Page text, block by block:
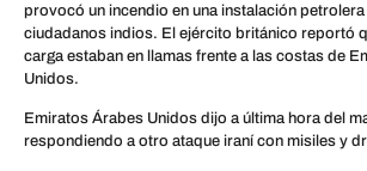
provocó un incendio en una instalación
ciudadanos indios. El ejército británico reportó
carga estaban en llamas frente a las costas de
Unidos.
Emiratos Árabes Unidos dijo a última hora del
respondiendo a otro ataque iraní con misiles y